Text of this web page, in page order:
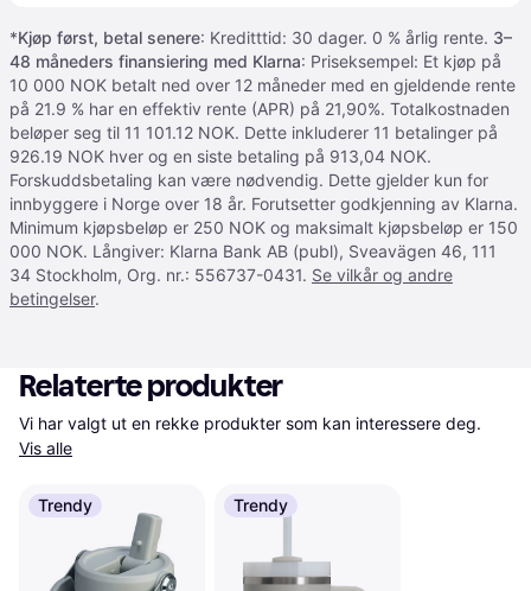
*Kjøp først, betal senere: Kreditttid: 30 dager. 0 % årlig rente. 3–
48 måneders finansiering med Klarna: Priseksempel: Et kjøp på
10 000 NOK betalt ned over 12 måneder med en gjeldende rente
på 21.9 % har en effektiv rente (APR) på 21,90%. Totalkostnaden
beløper seg til 11 101.12 NOK. Dette inkluderer 11 betalinger på
926.19 NOK hver og en siste betaling på 913,04 NOK.
Forskuddsbetaling kan være nødvendig. Dette gjelder kun for
innbyggere i Norge over 18 år. Forutsetter godkjenning av Klarna.
Minimum kjøpsbeløp er 250 NOK og maksimalt kjøpsbeløp er 150
000 NOK. Långiver: Klarna Bank AB (publ), Sveavägen 46, 111
34 Stockholm, Org. nr.: 556737-0431. Se vilkår og andre
betingelser.
Relaterte produkter
Vis alle
Trendy Trendy